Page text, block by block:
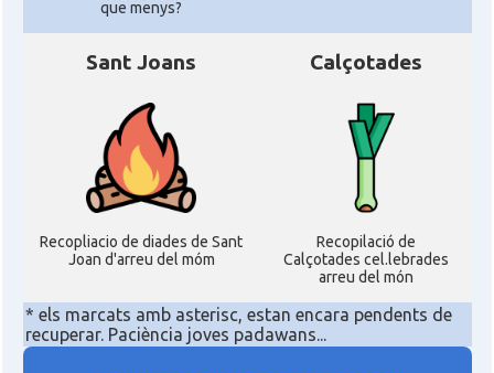
que menys?
Sant Joans
Recopliacio de diades de Sant
Joan d'arreu del móm
Calçotades
Recopilació de
Calçotades cel.lebrades
arreu del món
* els marcats amb asterisc, estan encara pendents de
recuperar. Paciència joves padawans...